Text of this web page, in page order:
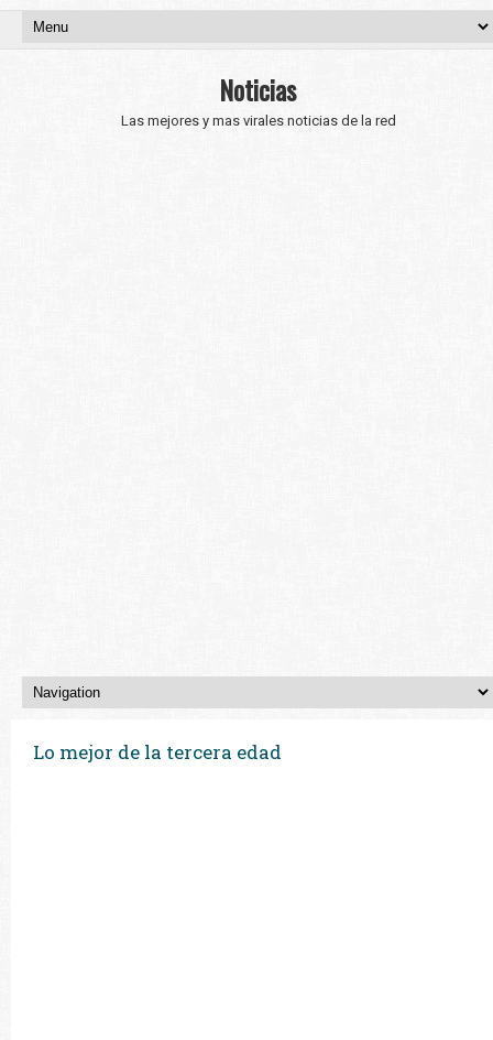
Noticias
Las mejores y mas virales noticias de la red
Lo mejor de la tercera edad